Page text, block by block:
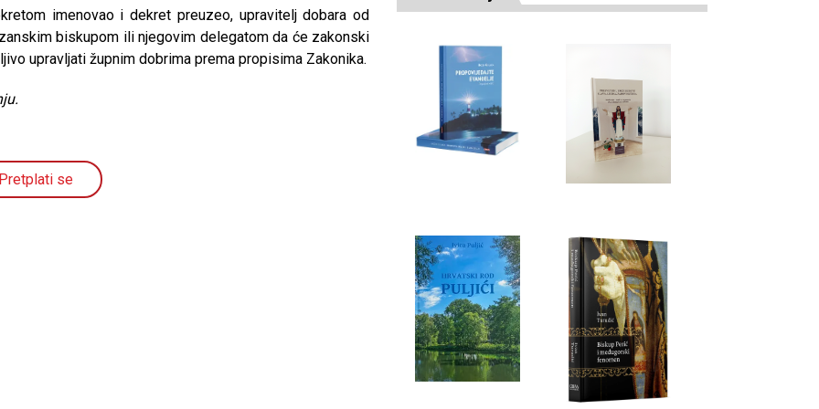
imenovao i dekret preuzeo, upravitelj dobara od
biskupom ili njegovim delegatom da će zakonski
upravljati župnim dobrima prema propisima Zakonika.
se